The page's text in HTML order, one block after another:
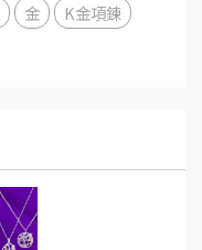
金
K金項鍊